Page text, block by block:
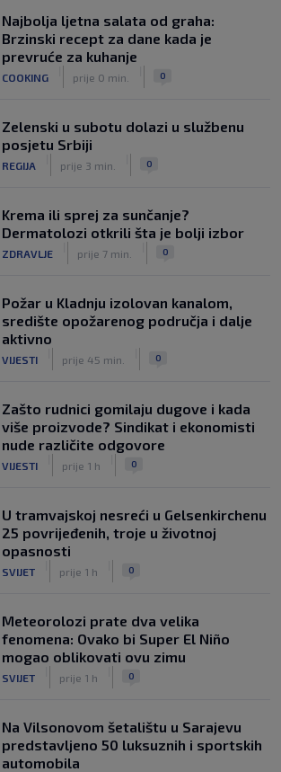
NOGOMET
| | 0
Izvinjenje s elementima prijetnje i
„gomila slabića“ u UEFA-i
Najbolja ljetna salata od graha:
Brzinski recept za dane kada je
prevruće za kuhanje
COOKING prije 0 min. 0
Zelenski u subotu dolazi u službenu
posjetu Srbiji
REGIJA prije 3 min. 0
Krema ili sprej za sunčanje?
Dermatolozi otkrili šta je bolji izbor
ZDRAVLJE prije 7 min. 0
Požar u Kladnju izolovan kanalom,
središte opožarenog područja i dalje
aktivno
VIJESTI prije 45 min. 0
Zašto rudnici gomilaju dugove i kada
više proizvode? Sindikat i ekonomisti
nude različite odgovore
VIJESTI prije 1 h 0
U tramvajskoj nesreći u Gelsenkirchenu
25 povrijeđenih, troje u životnoj
opasnosti
SVIJET prije 1 h 0
Meteorolozi prate dva velika
fenomena: Ovako bi Super El Niño
mogao oblikovati ovu zimu
SVIJET prije 1 h 0
Na Vilsonovom šetalištu u Sarajevu
predstavljeno 50 luksuznih i sportskih
automobila